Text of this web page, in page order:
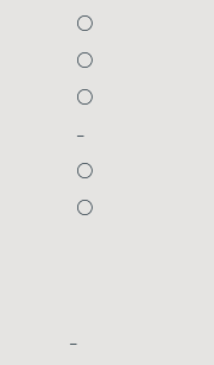
○
○
○
–
○
○
–